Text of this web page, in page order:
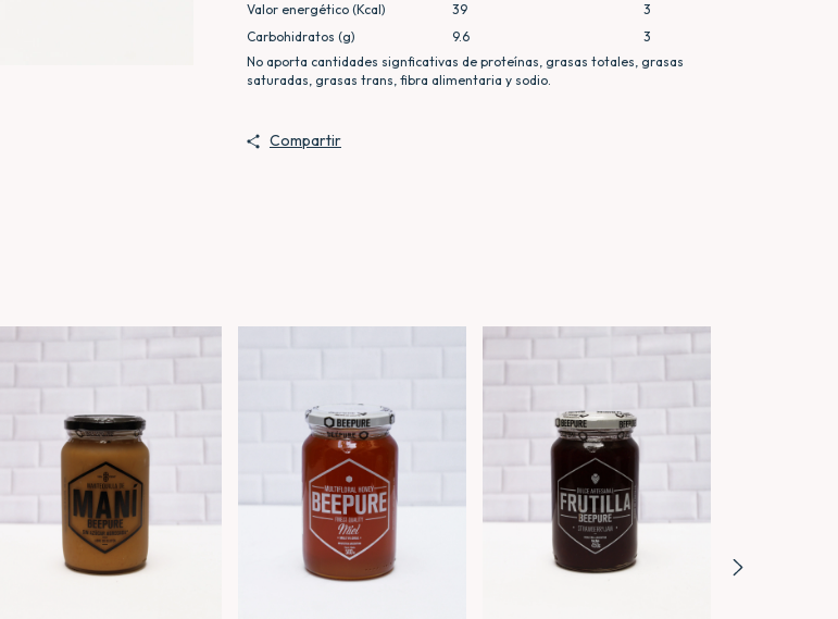
Valor energético (Kcal)
39
3
Carbohidratos (g)
9.6
3
No aporta cantidades signficativas de proteínas, grasas totales, grasas
saturadas, grasas trans, fibra alimentaria y sodio.
Compartir